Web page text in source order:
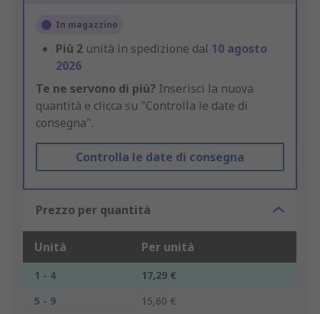
In magazzino
Più 2 unità in spedizione dal 10 agosto
2026
Te ne servono di più? Inserisci la nuova
quantità e clicca su "Controlla le date di
consegna".
Controlla le date di consegna
Prezzo per quantità
Unità Per unità
1 - 4
17,29 €
5 - 9
15,60 €